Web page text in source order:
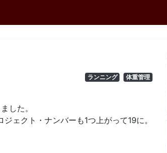
ランニング 体重管理
した。
ェクト・ナンバーも1つ上がって19に。